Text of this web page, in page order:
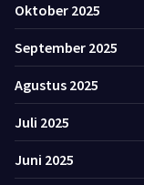
Oktober 2025
September 2025
Agustus 2025
Juli 2025
Juni 2025